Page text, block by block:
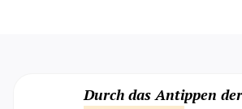
Durch das Antippen der